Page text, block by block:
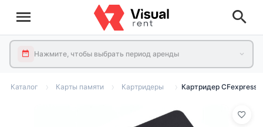
Нажмите, чтобы выбрать период аренды
Каталог Карты памяти Картридеры Картридер CFexpress